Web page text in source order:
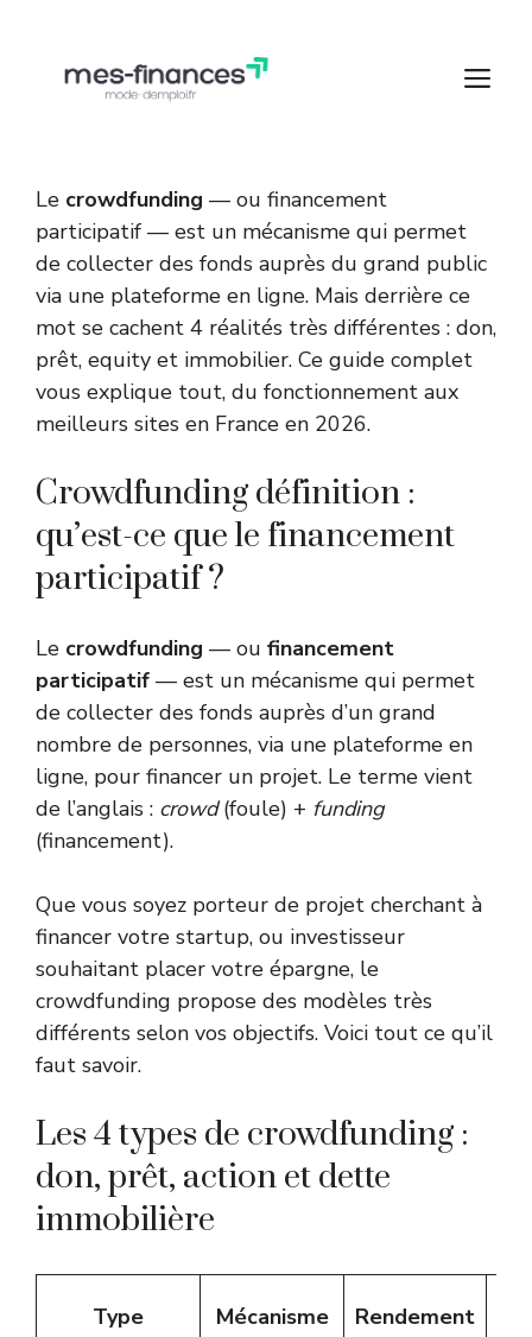
contenu
Le crowdfunding — ou financement
participatif — est un mécanisme qui permet
de collecter des fonds auprès du grand public
via une plateforme en ligne. Mais derrière ce
mot se cachent 4 réalités très différentes : don,
prêt, equity et immobilier. Ce guide complet
vous explique tout, du fonctionnement aux
meilleurs sites en France en 2026.
Crowdfunding définition :
qu’est-ce que le financement
participatif ?
Le crowdfunding — ou financement
participatif — est un mécanisme qui permet
de collecter des fonds auprès d’un grand
nombre de personnes, via une plateforme en
ligne, pour financer un projet. Le terme vient
de l’anglais : crowd(foule) + funding
(financement).
Que vous soyez porteur de projet cherchant à
financer votre startup, ou investisseur
souhaitant placer votre épargne, le
crowdfunding propose des modèles très
différents selon vos objectifs. Voici tout ce qu’il
faut savoir.
Les 4 types de crowdfunding :
don, prêt, action et dette
immobilière
Type Mécanisme Rendement